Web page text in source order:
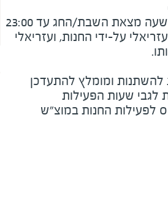
מצאת השבת/החג עד 23:00
על-ידי החנות, ועזריאלי
להשתנות ומומלץ להתעדכן
לגבי שעות הפעילות
לפעילות החנות במוצ"ש